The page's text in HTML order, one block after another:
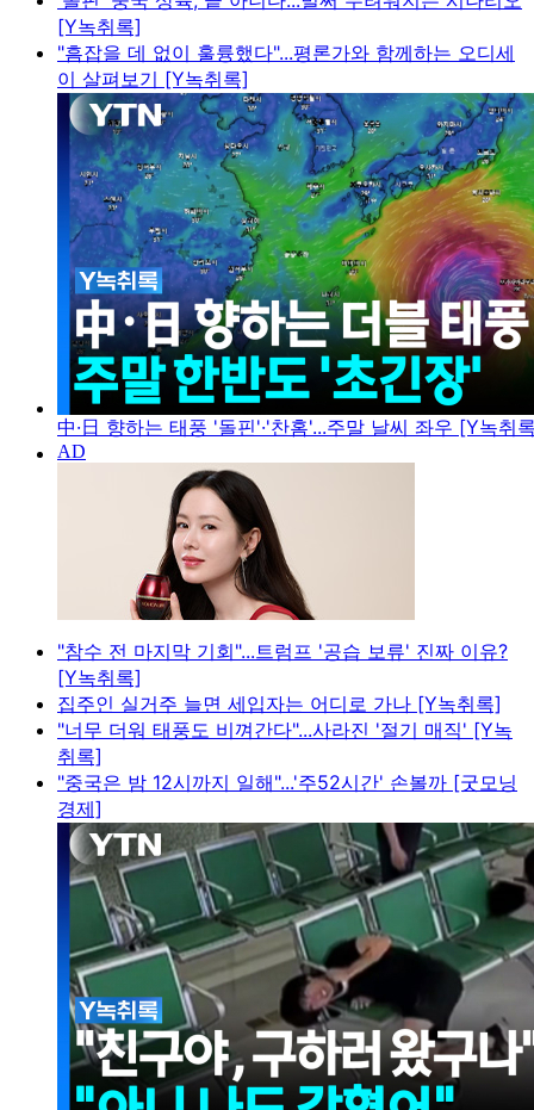
[Y녹취록]
"흠잡을 데 없이 훌륭했다"...평론가와 함께하는 오디세
이 살펴보기 [Y녹취록]
中·日 향하는 태풍 '돌핀'·'찬홈'...주말 날씨 좌우 [Y녹취
"참수 전 마지막 기회"...트럼프 '공습 보류' 진짜 이유?
[Y녹취록]
집주인 실거주 늘면 세입자는 어디로 가나 [Y녹취록]
"너무 더워 태풍도 비껴간다"...사라진 '절기 매직' [Y녹
취록]
"중국은 밤 12시까지 일해"...'주52시간' 손볼까 [굿모닝
경제]